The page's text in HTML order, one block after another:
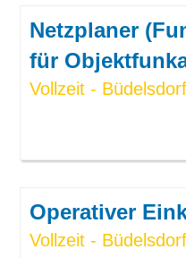
Netzplaner
für
Vollzeit - Büdelsdorf
Operativer
Vollzeit - Büdelsdorf